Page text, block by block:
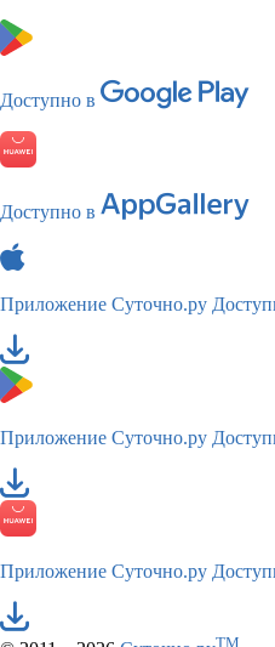
Доступно в
Доступно в
Приложение Суточно.ру
Приложение Суточно.ру
Приложение Суточно.ру
TM